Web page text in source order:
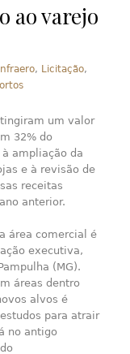
ao varejo
Infraero, Licitação,
um valor
32% do
ampliação da
e à revisão de
receitas
anterior.
área comercial é
executiva,
(MG).
áreas dentro
alvos é
para atrair
no antigo